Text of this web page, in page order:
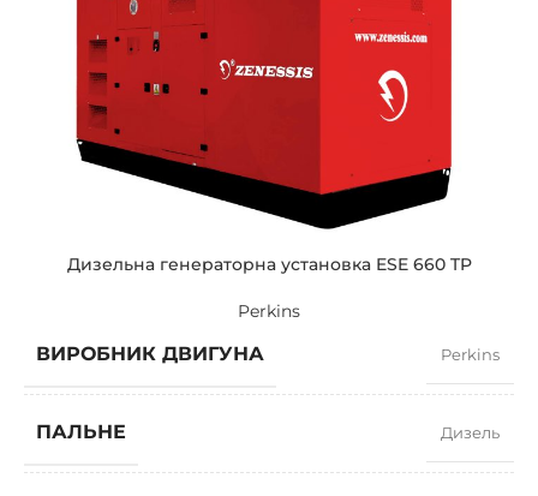
СИЛА СТРУМУ
СТАНДАРТНА НАПРУГА
ПОТУЖНІСТЬ (КВА) 715 / 643
Дизельна генераторна установка ESE 660 TP
Perkins
ВИРОБНИК ДВИГУНА Perkins
ПАЛЬНЕ Дизель